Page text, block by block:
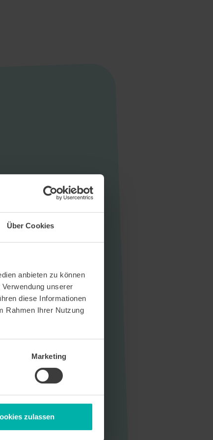
Über Cookies
anbieten zu können
unserer
diese Informationen
Rahmen Ihrer Nutzung
Marketing
zulassen